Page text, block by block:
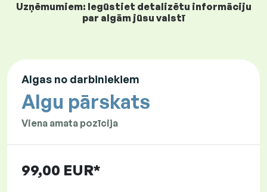
Uzņēmumiem: Iegūstiet detalizētu informāciju
par algām jūsu valstī
Algas no darbiniekiem
Algu pārskats
Viena amata pozīcija
99,00 EUR*